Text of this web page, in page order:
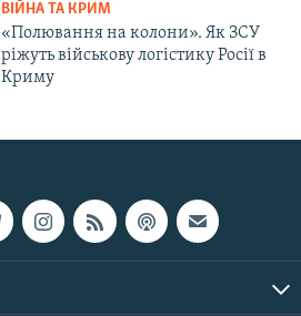
ВІЙНА ТА КРИМ
«Полювання на колони». Як ЗСУ
ріжуть військову логістику Росії в
Криму